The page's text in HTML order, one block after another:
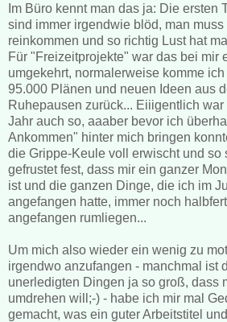
Im Büro kennt man das ja: Die ersten
sind immer irgendwie blöd, man
reinkommen und so richtig Lust hat
Für "Freizeitprojekte" war das bei mir
umgekehrt, normalerweise komme
95.000 Plänen und neuen Ideen aus
Ruhepausen zurück... Eiiigentlich
Jahr auch so, aaaber bevor ich
Ankommen" hinter mich bringen
die Grippe-Keule voll erwischt und so
gefrustet fest, dass mir ein ganzer
ist und die ganzen Dinge, die ich im
angefangen hatte, immer noch
angefangen rumliegen...
Um mich also wieder ein wenig zu
irgendwo anzufangen - manchmal ist
unerledigten Dingen ja so groß, dass
umdrehen will;-) - habe ich mir mal
gemacht, was ein guter Arbeitstitel